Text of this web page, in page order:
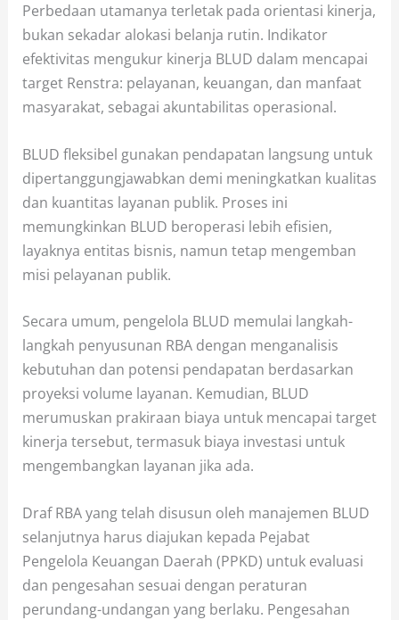
Perbedaan utamanya terletak pada orientasi kinerja,
bukan sekadar alokasi belanja rutin. Indikator
efektivitas mengukur kinerja BLUD dalam mencapai
target Renstra: pelayanan, keuangan, dan manfaat
masyarakat, sebagai akuntabilitas operasional.
BLUD fleksibel gunakan pendapatan langsung untuk
dipertanggungjawabkan demi meningkatkan kualitas
dan kuantitas layanan publik. Proses ini
memungkinkan BLUD beroperasi lebih efisien,
layaknya entitas bisnis, namun tetap mengemban
misi pelayanan publik.
Secara umum, pengelola BLUD memulai langkah-
langkah penyusunan RBA dengan menganalisis
kebutuhan dan potensi pendapatan berdasarkan
proyeksi volume layanan. Kemudian, BLUD
merumuskan prakiraan biaya untuk mencapai target
kinerja tersebut, termasuk biaya investasi untuk
mengembangkan layanan jika ada.
Draf RBA yang telah disusun oleh manajemen BLUD
selanjutnya harus diajukan kepada Pejabat
Pengelola Keuangan Daerah (PPKD) untuk evaluasi
dan pengesahan sesuai dengan peraturan
perundang-undangan yang berlaku. Pengesahan